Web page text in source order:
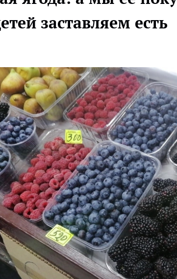
заставляем есть